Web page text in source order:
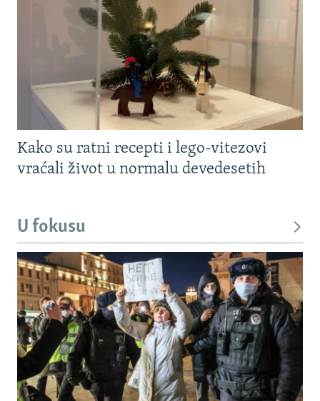
Kako su ratni recepti i lego-vitezovi
vraćali život u normalu devedesetih
U fokusu